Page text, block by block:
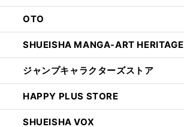
OTO
SHUEISHA MANGA-ART HERITAGE
ジャンプキャラクターズストア
HAPPY PLUS STORE
SHUEISHA VOX